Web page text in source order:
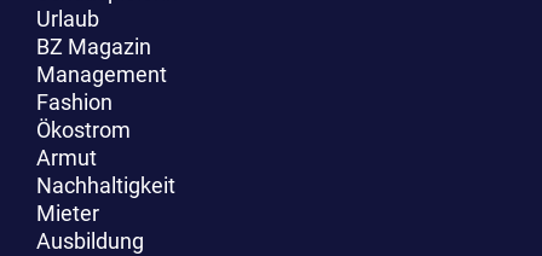
Urlaub
BZ Magazin
Management
Fashion
Ökostrom
Armut
Nachhaltigkeit
Mieter
Ausbildung